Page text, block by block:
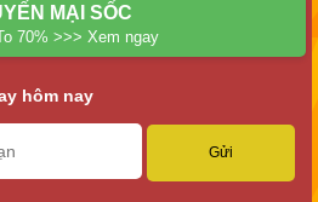
MẠI SỐC
70% >>> Xem ngay
hôm nay